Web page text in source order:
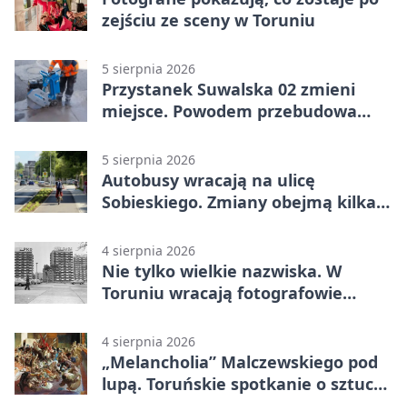
zejściu ze sceny w Toruniu
5 sierpnia 2026
Przystanek Suwalska 02 zmieni
miejsce. Powodem przebudowa
5 sierpnia 2026
Autobusy wracają na ulicę
Sobieskiego. Zmiany obejmą kilka
4 sierpnia 2026
Nie tylko wielkie nazwiska. W
Toruniu wracają fotografowie
4 sierpnia 2026
„Melancholia” Malczewskiego pod
lupą. Toruńskie spotkanie o sztuce i